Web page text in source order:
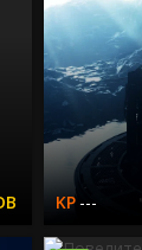
---